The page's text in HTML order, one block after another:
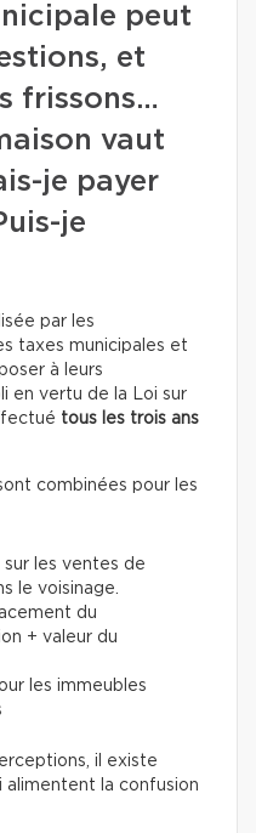
peut
et
frissons…
vaut
je payer
je
par les
taxes municipales et
à leurs
en vertu de la Loi sur
tous les trois ans
combinées pour les
sur les ventes de
le voisinage.
du
+ valeur du
les immeubles
il existe
alimentent la confusion